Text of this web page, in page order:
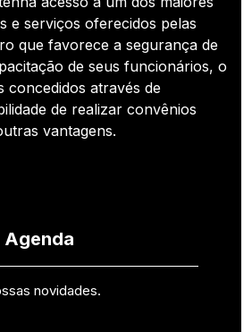
e serviços oferecidos pelas
que favorece a segurança de
de seus funcionários, o
concedidos através de
de realizar convênios
vantagens.
novidades.